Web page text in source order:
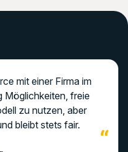
mit einer Firma im
Möglichkeiten, freie
zu nutzen, aber
bleibt stets fair.